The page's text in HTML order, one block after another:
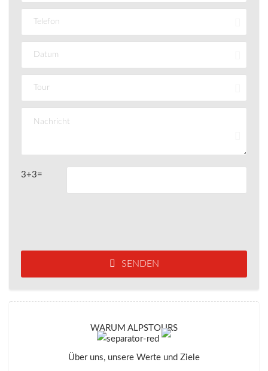
3+3=
SENDEN
WARUM ALPSTOURS
Über uns, unsere Werte und Ziele